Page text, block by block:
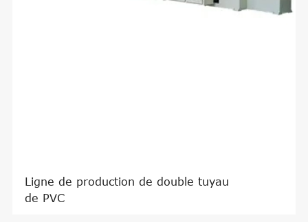
Ligne de production de double tuyau
de PVC